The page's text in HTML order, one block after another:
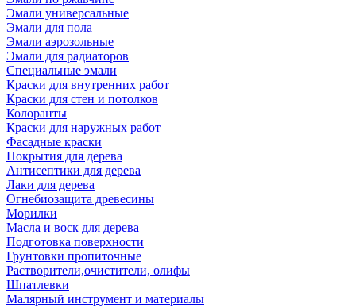
Эмали универсальные
Эмали для пола
Эмали аэрозольные
Эмали для радиаторов
Специальные эмали
Краски для внутренних работ
Краски для стен и потолков
Колоранты
Краски для наружных работ
Фасадные краски
Покрытия для дерева
Антисептики для дерева
Лаки для дерева
Огнебиозащита древесины
Морилки
Масла и воск для дерева
Подготовка поверхности
Грунтовки пропиточные
Растворители,очистители, олифы
Шпатлевки
Малярный инструмент и материалы